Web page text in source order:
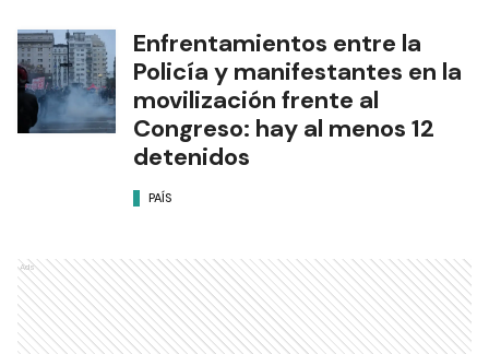
Enfrentamientos entre la
Policía y manifestantes en la
movilización frente al
Congreso: hay al menos 12
detenidos
PAÍS
Ads